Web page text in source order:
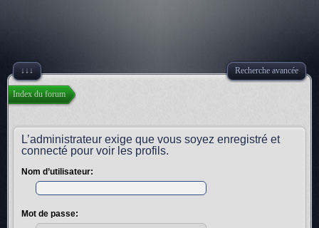
↓↓↓ Recherche avancée
Index du forum
L’administrateur exige que vous soyez enregistré et
connecté pour voir les profils.
Nom d’utilisateur:
Mot de passe: